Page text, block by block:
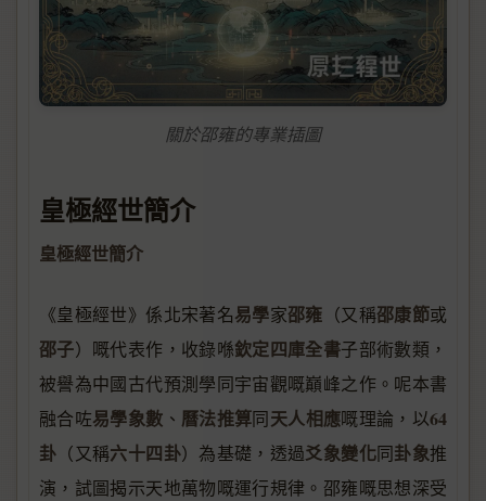
關於邵雍的專業插圖
皇極經世簡介
皇極經世簡介
《皇極經世》係北宋著名易學家邵雍 （又稱邵康節或
邵子）嘅代表作，收錄喺欽定四庫全書子部術數類，
被譽為中國古代預測學同宇宙觀嘅巔峰之作。呢本書
融合咗易學象數 、 曆法推算同天人相應嘅理論，以64
卦 （又稱六十四卦）為基礎，透過爻象變化同卦象推
演，試圖揭示天地萬物嘅運行規律。邵雍嘅思想深受